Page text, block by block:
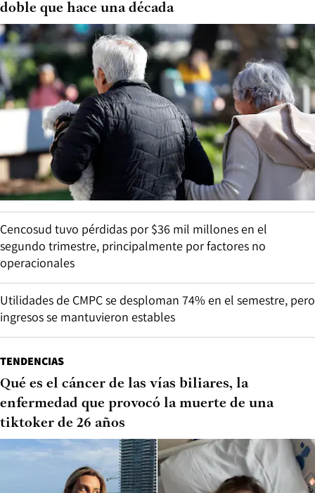
doble que hace una década
Cencosud tuvo pérdidas por $36 mil millones en el
segundo trimestre, principalmente por factores no
operacionales
Utilidades de CMPC se desploman 74% en el semestre, pero
ingresos se mantuvieron estables
TENDENCIAS
Qué es el cáncer de las vías biliares, la
enfermedad que provocó la muerte de una
tiktoker de 26 años